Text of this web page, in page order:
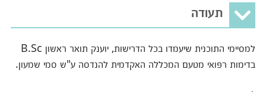
תעודה
למסיימי התוכנית שיעמדו בכל הדרישות, יוענק תואר ראשון B.Sc
בדימות רפואי מטעם המכללה האקדמית להנדסה ע"ש סמי שמעון.